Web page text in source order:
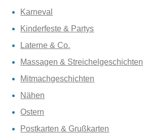
Karneval
Kinderfeste & Partys
Laterne & Co.
Massagen & Streichelgeschichten
Mitmachgeschichten
Nähen
Ostern
Postkarten & Grußkarten